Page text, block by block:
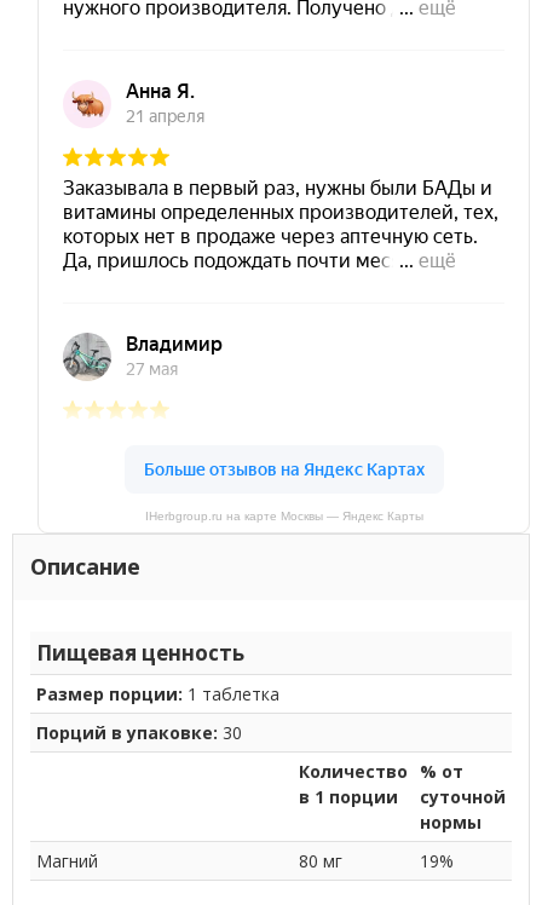
IHerbgroup.ru на карте Москвы — Яндекс Карты
Описание
Пищевая ценность
Размер порции: 1 таблетка
Порций в упаковке: 30
Количество
в 1 порции
% от
суточной
нормы
Магний
80 мг 19%